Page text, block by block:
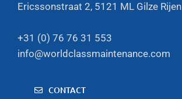
Ericssonstraat 2, 5121 ML Gilze Rijen
+31 (0) 76 76 31 553
info@worldclassmaintenance.com
CONTACT